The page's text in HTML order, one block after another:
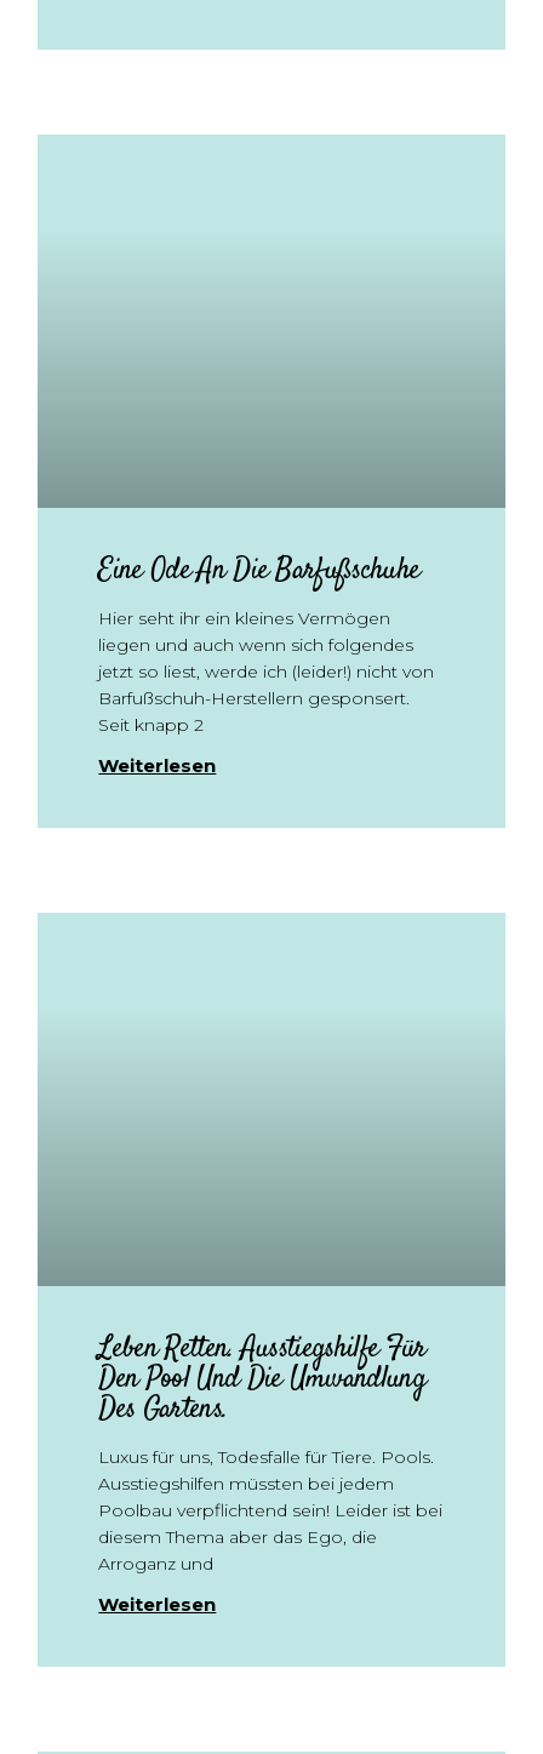
Eine Ode An Die Barfußschuhe
Hier seht ihr ein kleines Vermögen
liegen und auch wenn sich folgendes
jetzt so liest, werde ich (leider!) nicht von
Barfußschuh-Herstellern gesponsert.
Seit knapp 2
Weiterlesen
Leben Retten. Ausstiegshilfe Für
Den Pool Und Die Umwandlung
Des Gartens.
Luxus für uns, Todesfalle für Tiere. Pools.
Ausstiegshilfen müssten bei jedem
Poolbau verpflichtend sein! Leider ist bei
diesem Thema aber das Ego, die
Arroganz und
Weiterlesen